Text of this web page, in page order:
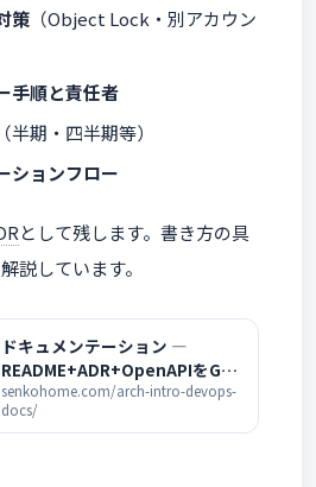
策 （Object Lock・別アカウン
手順と責任者
（半期・四半期等）
ションフロー
として残します。書き方の具
説しています。
ドキュメンテーション ―
README+ADR+OpenAPIをGit
に寄せる ― 生成AI時代のアーキ
テクチャ超入門
senkohome.com/arch-intro-devops-
docs/